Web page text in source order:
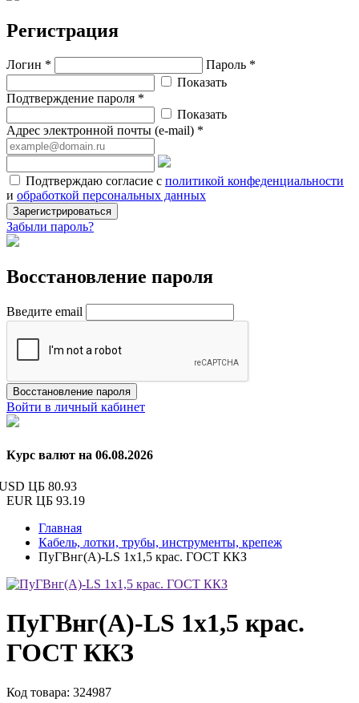
Регистрация
Логин *
Пароль *
Показать
Подтверждение пароля *
Показать
Адрес электронной почты (e-mail) *
Подтверждаю согласие с политикой конфеденциальности
и обработкой персональных данных
Зарегистрироваться
Забыли пароль?
Восстановление пароля
Введите email
Восстановление пароля
Войти в личный кабинет
Курс валют на 06.08.2026
ЦБ 80.93
EUR ЦБ 93.19
Главная
Кабель, лотки, трубы, инструменты, крепеж
ПуГВнг(А)-LS 1х1,5 крас. ГОСТ ККЗ
ПуГВнг(А)-LS 1х1,5 крас.
ГОСТ ККЗ
Код товара: 324987